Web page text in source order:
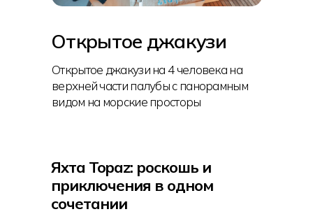
Открытое джакузи
Открытое джакузи на 4 человека на
верхней части палубы с панорамным
видом на морские просторы
Яхта Topaz: роскошь и
приключения в одном
сочетании